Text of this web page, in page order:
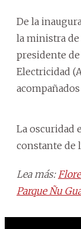
De la
la ministra de
presidente
Electricidad
La oscuridad
constante de
Lea más:
Parque Ñu